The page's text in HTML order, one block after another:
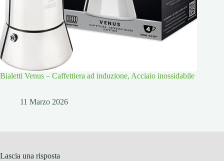
Bialetti Venus – Caffettiera ad induzione, Acciaio inossidabile
11 Marzo 2026
Lascia una risposta